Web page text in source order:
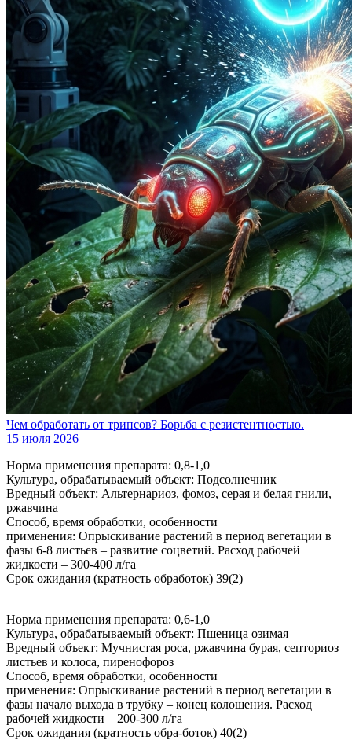
Чем обработать от трипсов? Борьба с резистентностью.
15 июля 2026
Норма применения препарата: 0,8-1,0
Культура, обрабатываемый объект: Подсолнечник
Вредный объект: Альтернариоз, фомоз, серая и белая гнили,
ржавчина
Способ, время обработки, особенности
применения: Опрыскивание растений в период вегетации в
фазы 6-8 листьев – развитие соцветий. Расход рабочей
жидкости – 300-400 л/га
Срок ожидания (кратность обработок) 39(2)
Норма применения препарата: 0,6-1,0
Культура, обрабатываемый объект: Пшеница озимая
Вредный объект: Мучнистая роса, ржавчина бурая, септориоз
листьев и колоса, пиренофороз
Способ, время обработки, особенности
применения: Опрыскивание растений в период вегетации в
фазы начало выхода в трубку – конец колошения. Расход
рабочей жидкости – 200-300 л/га
Срок ожидания (кратность обра-боток) 40(2)